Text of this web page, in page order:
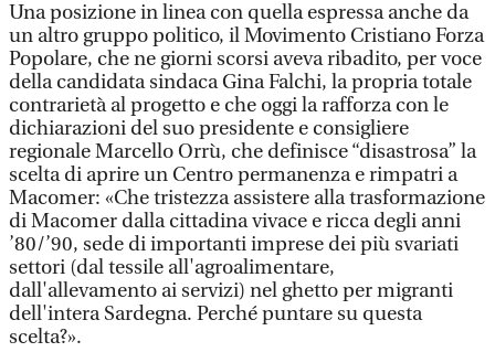
Una posizione in linea con quella espressa anche da
un altro gruppo politico, il Movimento Cristiano Forza
Popolare, che ne giorni scorsi aveva ribadito, per voce
della candidata sindaca Gina Falchi, la propria totale
contrarietà al progetto e che oggi la rafforza con le
dichiarazioni del suo presidente e consigliere
regionale Marcello Orrù, che definisce “disastrosa” la
scelta di aprire un Centro permanenza e rimpatri a
Macomer: «Che tristezza assistere alla trasformazione
di Macomer dalla cittadina vivace e ricca degli anni
’80/’90, sede di importanti imprese dei più svariati
settori (dal tessile all'agroalimentare,
dall'allevamento ai servizi) nel ghetto per migranti
dell'intera Sardegna. Perché puntare su questa
scelta?».